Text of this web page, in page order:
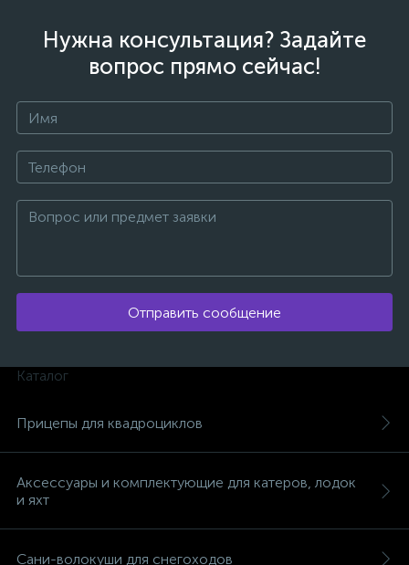
Нужна консультация? Задайте
вопрос прямо сейчас!
Отправить сообщение
Каталог
Прицепы для квадроциклов
Аксессуары и комплектующие для катеров, лодок
и яхт
Сани-волокуши для снегоходов